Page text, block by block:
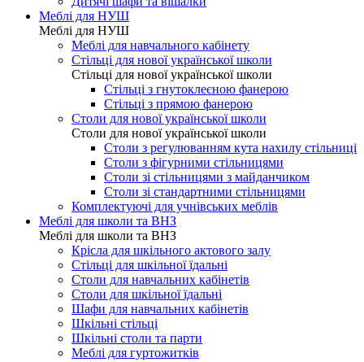
Меблі для НУШ
Меблі для НУШ
Меблі для навчального кабінету
Стільці для нової української школи
Стільці для нової української школи
Стільці з гнутоклеєною фанерою
Стільці з прямою фанерою
Столи для нової української школи
Столи для нової української школи
Столи з регулюванням кута нахилу стільниці
Столи з фігурними стільницями
Столи зі стільницями з майданчиком
Столи зі стандартними стільницями
Комплектуючі для учнівських меблів
Меблі для школи та ВНЗ
Меблі для школи та ВНЗ
Крісла для шкільного актового залу
Стільці для шкільної їдальні
Столи для навчальних кабінетів
Столи для шкільної їдальні
Шафи для навчальних кабінетів
Шкільні стільці
Шкільні столи та парти
Меблі для гуртожитків